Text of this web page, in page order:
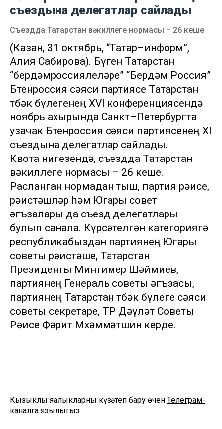
съездына делегатлар сайлады
Съездда Татарстан вәкиллеге нормасы – 26 кеше
(Казан, 31 октябрь, “Татар–информ”,
Алия Сабирова). Бүген Татарстан
“бердәмроссиялеләре” “Бердәм Россия”
Бөтенроссия сәяси партиясе Татарстан
төбәк бүлегенең XVI конференциясендә
ноябрь ахырында Санкт–Петербургта
узачак Бөтенроссия сәяси партиясенең XI
съездына делегатлар сайлады.
Квота нигезендә, съездда Татарстан
вәкиллеге нормасы – 26 кеше.
Расланган нормадан тыш, партия рәисе,
рәистәшләр һәм Югары совет
әгъзалары да съезд делегатлары
булып санала. Күрсәтелгән категориягә
республикабыздан партиянең Югары
советы рәистәше, Татарстан
Президенты Минтимер Шәймиев,
партиянең Генераль советы әгъзасы,
партиянең Татарстан төбәк бүлеге сәяси
советы секретаре, ТР Дәүләт Советы
Рәисе Фәрит Мөхәммәтшин керде.
Кызыклы яңалыкларны күзәтеп бару өчен Телеграм-
каналга язылыгыз